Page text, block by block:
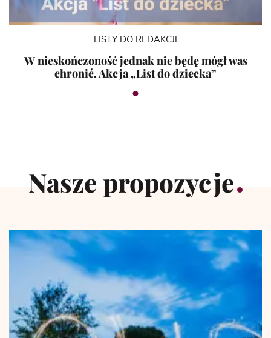
LISTY DO REDAKCJI
W nieskończoność jednak nie będę mógł was
chronić. Akcja „List do dziecka”
Nasze propozycje